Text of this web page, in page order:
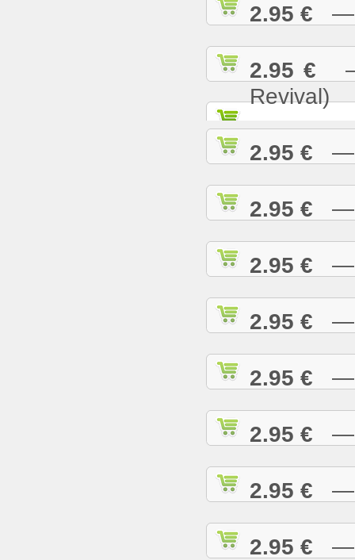
2.95 € —
2.95 € —
Revival)
2.95 € —
2.95 € —
2.95 € —
2.95 € —
2.95 € —
2.95 € —
2.95 € —
2.95 € —